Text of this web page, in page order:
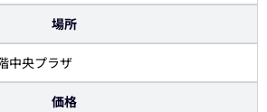
場所
中央プラザ
価格